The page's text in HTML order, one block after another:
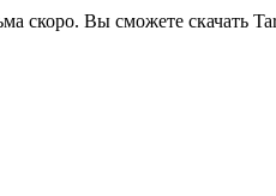
скоро. Вы сможете скачать